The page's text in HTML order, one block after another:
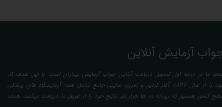
آزمایش آنلاین
ما در درجه اول تسهیل دریافت آنلاین جواب آزمایش بیماران است. با این هدف کار
خود را از سال 1399 آغاز کردیم و امروز، سایتی جامع شامل همه آزمایشگاه های پزشکی
کشور هستیم که روزانه ده ها هزار نفر نتایج خود را از طریق ما دریافت میکنند. هدف